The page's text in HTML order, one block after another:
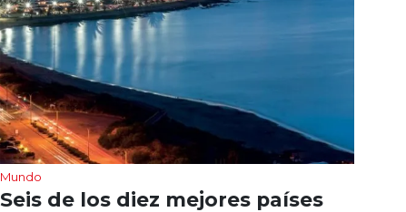
Mundo
Seis de los diez mejores países